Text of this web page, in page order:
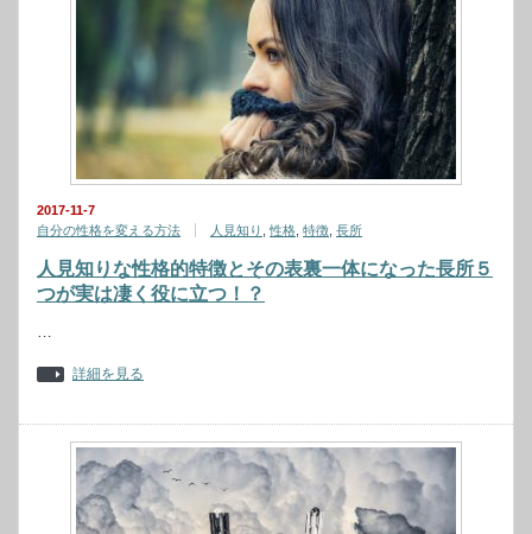
2017-11-7
自分の性格を変える方法
人見知り ,性格 特徴 長所
人見知りな性格的特徴とその表裏一体になった長所５
つが実は凄く役に立つ！？
…
詳細を見る